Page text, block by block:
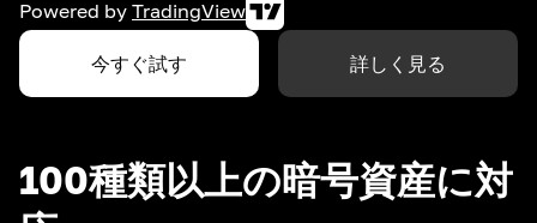
Powered by TradingView
今すぐ試す 詳しく見る
100種類以上の暗号資産に対